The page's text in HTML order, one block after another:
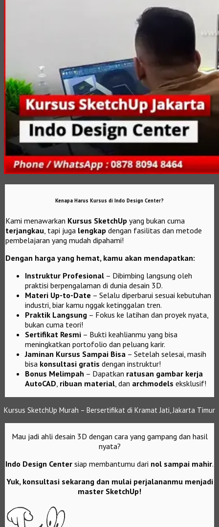
Kenapa Harus Kursus di Indo Design Center?
Kami menawarkan Kursus SketchUp yang bukan cuma
terjangkau, tapi juga lengkap dengan fasilitas dan metode
pembelajaran yang mudah dipahami!
Dengan harga yang hemat, kamu akan mendapatkan:
Instruktur Profesional – Dibimbing langsung oleh
praktisi berpengalaman di dunia desain 3D.
Materi Up-to-Date – Selalu diperbarui sesuai kebutuhan
industri, biar kamu nggak ketinggalan tren.
Praktik Langsung – Fokus ke latihan dan proyek nyata,
bukan cuma teori!
Sertifikat Resmi – Bukti keahlianmu yang bisa
meningkatkan portofolio dan peluang karir.
Jaminan Kursus Sampai Bisa – Setelah selesai, masih
bisa konsultasi gratis dengan instruktur!
Bonus Melimpah – Dapatkan ratusan gambar kerja
AutoCAD, ribuan material, dan archmodels eksklusif!
Kursus SketchUp Murah – Bersertifikat di Kramat Jati, Jakarta Timur
Mau jadi ahli desain 3D dengan cara yang gampang dan hasil
nyata?
Indo Design Center siap membantumu dari nol sampai mahir.
Yuk, konsultasi sekarang dan mulai perjalananmu menjadi
master SketchUp!